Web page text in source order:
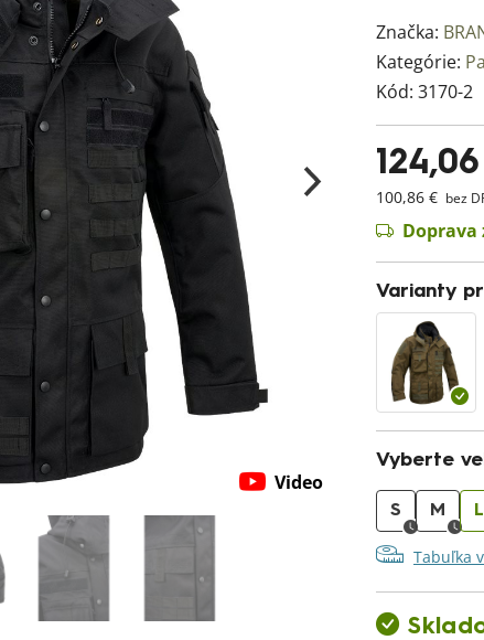
Značka:
Kategórie:
Kód: 3170-2
100,86 € bez
Doprava
Varianty
Vyberte
S M L
Tabuľka
Video